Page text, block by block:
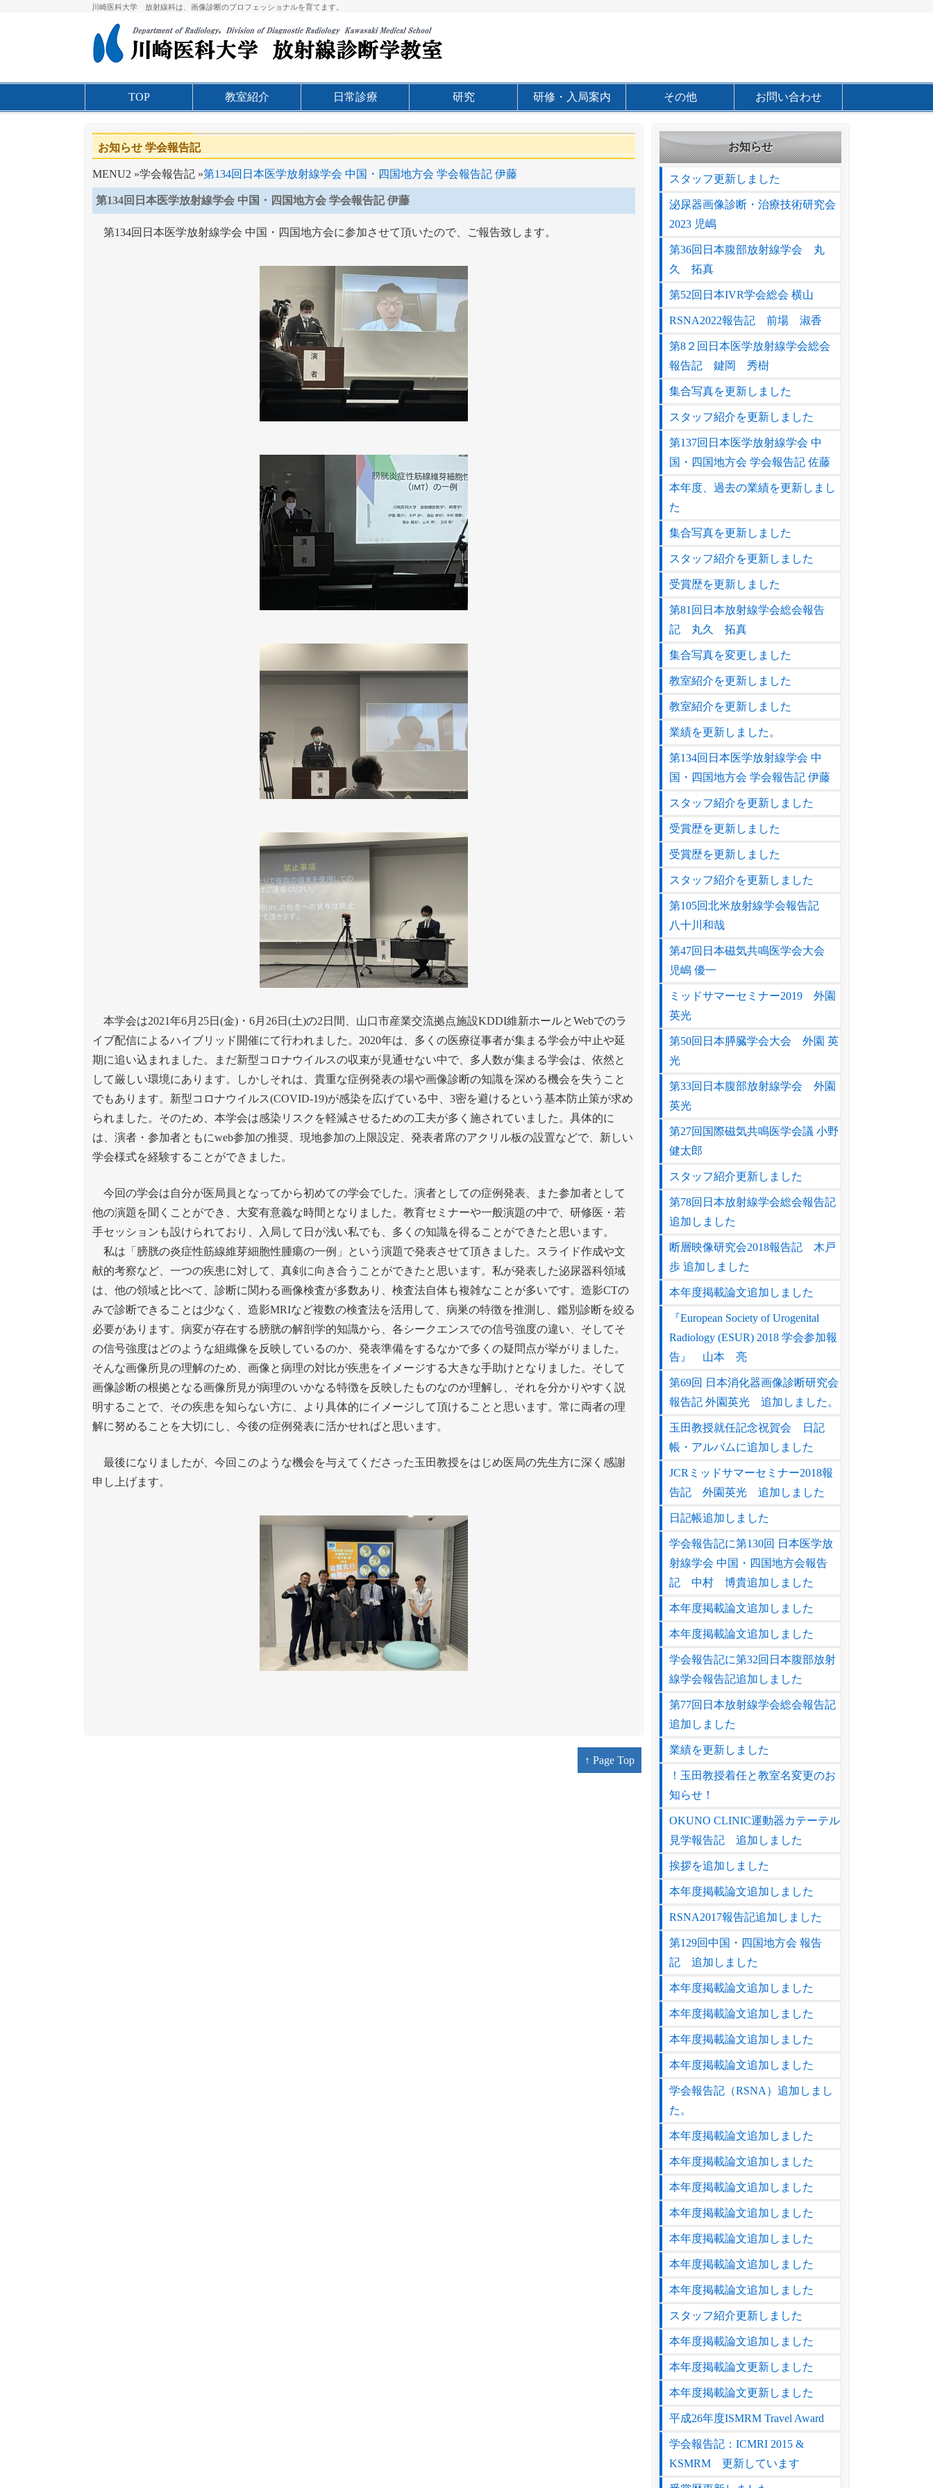
川崎医科大学 放射線科は、画像診断のプロフェッショナルを育てます。
TOP 教室紹介 日常診療 研究 研修・入局案内 その他 お問い合わせ
お知らせ 学会報告記
MENU2 »学会報告記 »第134回日本医学放射線学会 中国・四国地方会 学会報告記 伊藤
第134回日本医学放射線学会 中国・四国地方会 学会報告記 伊藤
第134回日本医学放射線学会 中国・四国地方会に参加させて頂いたので、ご報告致します。
本学会は2021年6月25日(金)・6月26日(土)の2日間、山口市産業交流拠点施設KDDI維新ホールとWebでのラ
イブ配信によるハイブリッド開催にて行われました。2020年は、多くの医療従事者が集まる学会が中止や延
期に追い込まれました。まだ新型コロナウイルスの収束が見通せない中で、多人数が集まる学会は、依然と
して厳しい環境にあります。しかしそれは、貴重な症例発表の場や画像診断の知識を深める機会を失うこと
でもあります。新型コロナウイルス(COVID-19)が感染を広げている中、3密を避けるという基本防止策が求め
られました。そのため、本学会は感染リスクを軽減させるための工夫が多く施されていました。具体的に
は、演者・参加者ともにweb参加の推奨、現地参加の上限設定、発表者席のアクリル板の設置などで、新しい
学会様式を経験することができました。
今回の学会は自分が医局員となってから初めての学会でした。演者としての症例発表、また参加者として
他の演題を聞くことができ、大変有意義な時間となりました。教育セミナーや一般演題の中で、研修医・若
手セッションも設けられており、入局して日が浅い私でも、多くの知識を得ることができたと思います。
私は「膀胱の炎症性筋線維芽細胞性腫瘍の一例」という演題で発表させて頂きました。スライド作成や文
献的考察など、一つの疾患に対して、真剣に向き合うことができたと思います。私が発表した泌尿器科領域
は、他の領域と比べて、診断に関わる画像検査が多数あり、検査法自体も複雑なことが多いです。造影CTの
みで診断できることは少なく、造影MRIなど複数の検査法を活用して、病巣の特徴を推測し、鑑別診断を絞る
必要があります。病変が存在する膀胱の解剖学的知識から、各シークエンスでの信号強度の違い、そしてそ
の信号強度はどのような組織像を反映しているのか、発表準備をするなかで多くの疑問点が挙がりました。
そんな画像所見の理解のため、画像と病理の対比が疾患をイメージする大きな手助けとなりました。そして
画像診断の根拠となる画像所見が病理のいかなる特徴を反映したものなのか理解し、それを分かりやすく説
明することで、その疾患を知らない方に、より具体的にイメージして頂けることと思います。常に両者の理
解に努めることを大切にし、今後の症例発表に活かせればと思います。
最後になりましたが、今回このような機会を与えてくださった玉田教授をはじめ医局の先生方に深く感謝
申し上げます。
↑ Page Top
お知らせ
スタッフ更新しました
泌尿器画像診断・治療技術研究会
2023 児嶋
第36回日本腹部放射線学会 丸
久 拓真
第52回日本IVR学会総会 横山
RSNA2022報告記 前場 淑香
第8２回日本医学放射線学会総会
報告記 鍵岡 秀樹
集合写真を更新しました
スタッフ紹介を更新しました
第137回日本医学放射線学会 中
国・四国地方会 学会報告記 佐藤
本年度、過去の業績を更新しまし
た
集合写真を更新しました
スタッフ紹介を更新しました
受賞歴を更新しました
第81回日本放射線学会総会報告
記 丸久 拓真
集合写真を変更しました
教室紹介を更新しました
教室紹介を更新しました
業績を更新しました。
第134回日本医学放射線学会 中
国・四国地方会 学会報告記 伊藤
スタッフ紹介を更新しました
受賞歴を更新しました
受賞歴を更新しました
スタッフ紹介を更新しました
第105回北米放射線学会報告記
八十川和哉
第47回日本磁気共鳴医学会大会
児嶋 優一
ミッドサマーセミナー2019 外園
英光
第50回日本膵臓学会大会 外園 英
光
第33回日本腹部放射線学会 外園
英光
第27回国際磁気共鳴医学会議 小野
健太郎
スタッフ紹介更新しました
第78回日本放射線学会総会報告記
追加しました
断層映像研究会2018報告記 木戸
歩 追加しました
本年度掲載論文追加しました
『European Society of Urogenital
Radiology (ESUR) 2018 学会参加報
告』 山本 亮
第69回 日本消化器画像診断研究会
報告記 外園英光 追加しました。
玉田教授就任記念祝賀会 日記
帳・アルバムに追加しました
JCRミッドサマーセミナー2018報
告記 外園英光 追加しました
日記帳追加しました
学会報告記に第130回 日本医学放
射線学会 中国・四国地方会報告
記 中村 博貴追加しました
本年度掲載論文追加しました
本年度掲載論文追加しました
学会報告記に第32回日本腹部放射
線学会報告記追加しました
第77回日本放射線学会総会報告記
追加しました
業績を更新しました
！玉田教授着任と教室名変更のお
知らせ！
OKUNO CLINIC運動器カテーテル
見学報告記 追加しました
挨拶を追加しました
本年度掲載論文追加しました
RSNA2017報告記追加しました
第129回中国・四国地方会 報告
記 追加しました
本年度掲載論文追加しました
本年度掲載論文追加しました
本年度掲載論文追加しました
本年度掲載論文追加しました
学会報告記（RSNA）追加しまし
た。
本年度掲載論文追加しました
本年度掲載論文追加しました
本年度掲載論文追加しました
本年度掲載論文追加しました
本年度掲載論文追加しました
本年度掲載論文追加しました
本年度掲載論文追加しました
スタッフ紹介更新しました
本年度掲載論文追加しました
本年度掲載論文更新しました
本年度掲載論文更新しました
平成26年度ISMRM Travel Award
学会報告記：ICMRI 2015 &
KSMRM 更新しています